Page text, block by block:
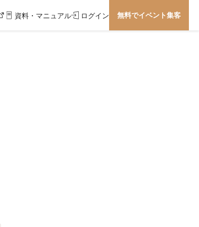
資料・マニュアル ログイン 無料でイベント集客